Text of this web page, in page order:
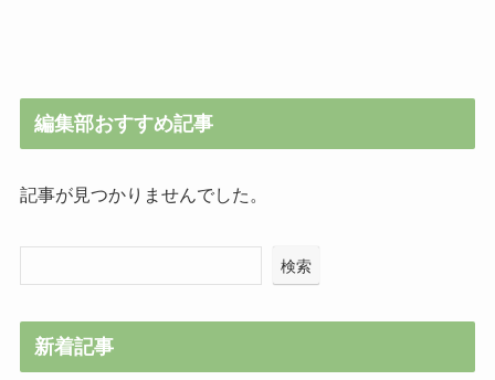
編集部おすすめ記事
記事が見つかりませんでした。
検索
新着記事